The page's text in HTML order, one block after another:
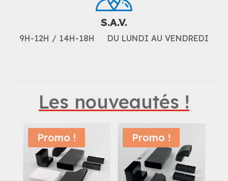
S.A.V.
9H-12H / 14H-18H DU LUNDI AU VENDREDI
Les nouveautés !
Promo ! Promo !